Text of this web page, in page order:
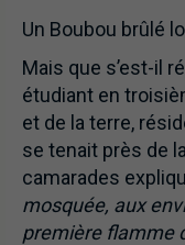
Un Boubou brûlé
Mais que s’est-il
étudiant en
et de la terre,
se tenait près de
camarades
mosquée, aux
première flamme